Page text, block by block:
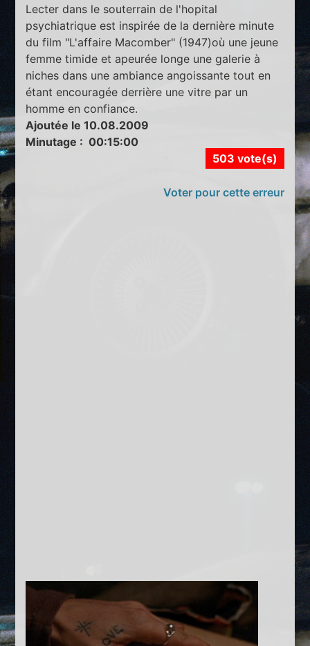
Lecter dans le souterrain de l'hopital
psychiatrique est inspirée de la dernière minute
du film "L'affaire Macomber" (1947)où une jeune
femme timide et apeurée longe une galerie à
niches dans une ambiance angoissante tout en
étant encouragée derrière une vitre par un
homme en confiance.
Ajoutée le 10.08.2009
Minutage : 00:15:00
503 vote(s)
Voter pour cette erreur